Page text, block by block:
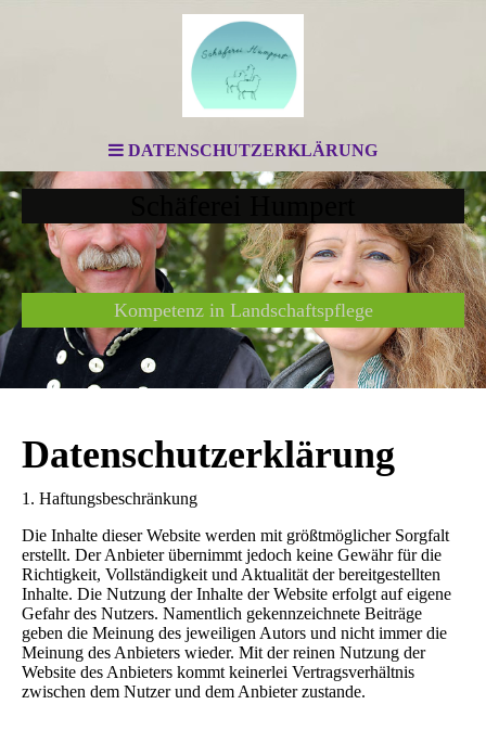
DATENSCHUTZERKLÄRUNG
Kompetenz in Landschaftspflege
Datenschutzerklärung
1. Haftungsbeschränkung
Die Inhalte dieser Website werden mit größtmöglicher Sorgfalt
erstellt. Der Anbieter übernimmt jedoch keine Gewähr für die
Richtigkeit, Vollständigkeit und Aktualität der bereitgestellten
Inhalte. Die Nutzung der Inhalte der Website erfolgt auf eigene
Gefahr des Nutzers. Namentlich gekennzeichnete Beiträge
geben die Meinung des jeweiligen Autors und nicht immer die
Meinung des Anbieters wieder. Mit der reinen Nutzung der
Website des Anbieters kommt keinerlei Vertragsverhältnis
zwischen dem Nutzer und dem Anbieter zustande.